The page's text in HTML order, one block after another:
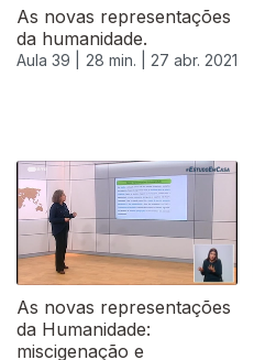
As novas representações
da humanidade.
Aula 39 | 28 min. | 27 abr. 2021
As novas representações
da Humanidade:
miscigenação e